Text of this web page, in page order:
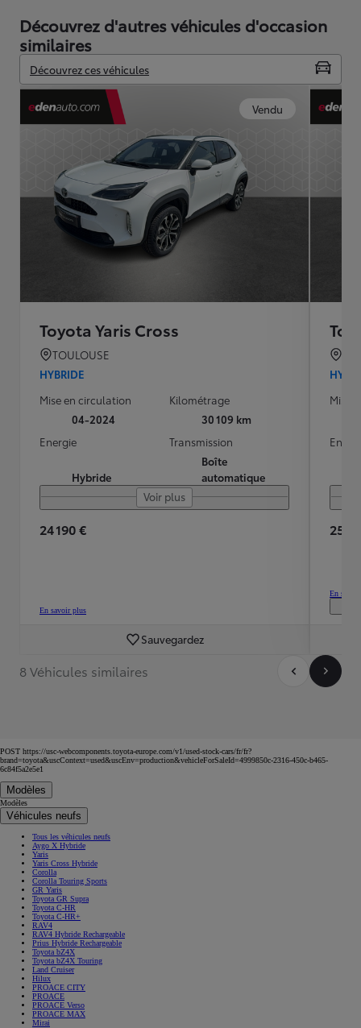
Découvrez d'autres véhicules d'occasion
similaires
Découvrez ces véhicules
Vendu
Toyota Yaris Cross
TOULOUSE
HYBRIDE
Mise en circulation
04-2024
Kilométrage
30 109 km
Energie
Hybride
Transmission
Boîte
automatique
Voir plus
24 190 €
En savoir plus
Sauvegardez
Mise
25
En
8 Véhicules similaires
POST https://usc-webcomponents.toyota-europe.com/v1/used-stock-cars/fr/fr?
brand=toyota&uscContext=used&uscEnv=production&vehicleForSaleId=4999850c-2316-450c-b465-
6c84f5a2e5e1
Modèles
Modèles
Véhicules neufs
Tous les véhicules neufs
Aygo X Hybride
Yaris
Yaris Cross Hybride
Corolla
Corolla Touring Sports
GR Yaris
Toyota GR Supra
Toyota C-HR
Toyota C-HR+
RAV4
RAV4 Hybride Rechargeable
Prius Hybride Rechargeable
Toyota bZ4X
Toyota bZ4X Touring
Land Cruiser
Hilux
PROACE CITY
PROACE
PROACE Verso
PROACE MAX
Mirai